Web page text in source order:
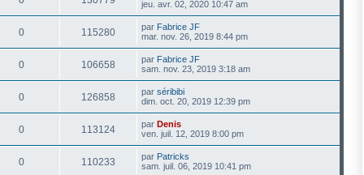
jeu. avr. 02, 2020 10:47 am
0 115280 par Fabrice JF
mar. nov. 26, 2019 8:44 pm
0 106658 par Fabrice JF
sam. nov. 23, 2019 3:18 am
0 126858 par séribibi
dim. oct. 20, 2019 12:39 pm
0 113124 par Denis
ven. juil. 12, 2019 8:00 pm
0 110233 par Patricks
sam. juil. 06, 2019 10:41 pm